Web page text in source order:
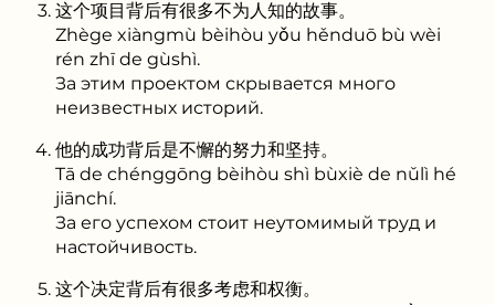
这个项目背后有很多不为人知的故事。
Zhège xiàngmù bèihòu yǒu hěnduō bù wèi
rén zhī de gùshì.
За этим проектом скрывается много
неизвестных историй.
他的成功背后是不懈的努力和坚持。
Tā de chénggōng bèihòu shì bùxiè de nǔlì hé
jiānchí.
За его успехом стоит неутомимый труд и
настойчивость.
这个决定背后有很多考虑和权衡。